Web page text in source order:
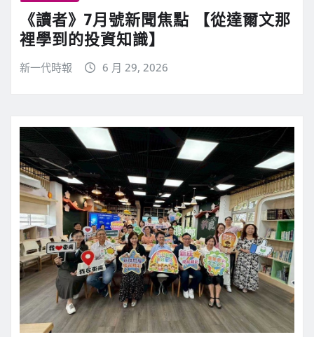
《讀者》7月號新聞焦點 【從達爾文那
裡學到的投資知識】
新一代時報 6 月 29, 2026